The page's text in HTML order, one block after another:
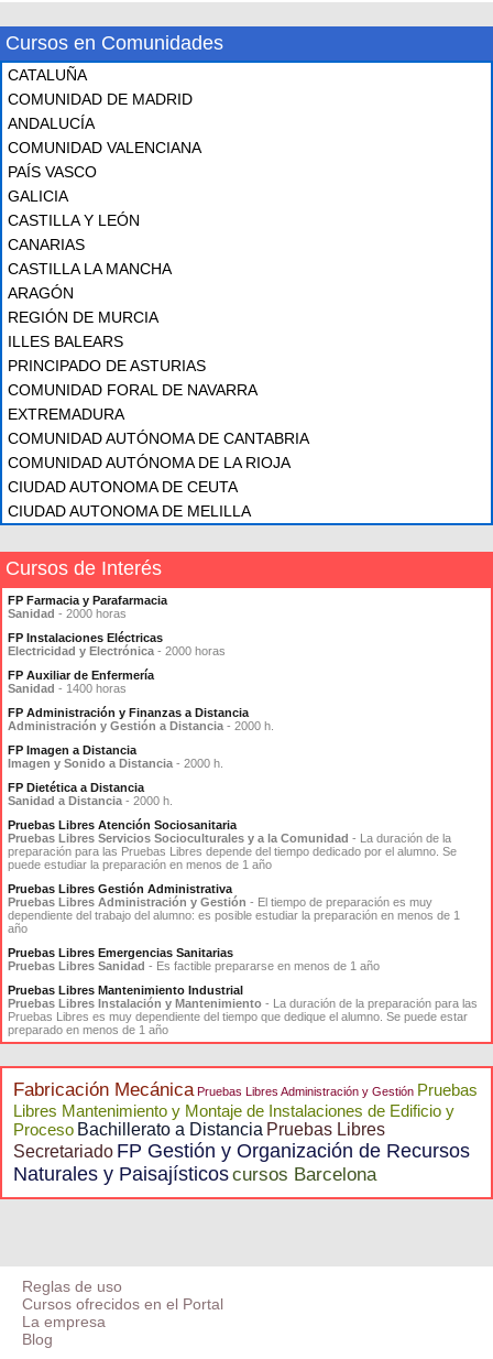
Cursos en Comunidades
CATALUÑA
COMUNIDAD DE MADRID
ANDALUCÍA
COMUNIDAD VALENCIANA
PAÍS VASCO
GALICIA
CASTILLA Y LEÓN
CANARIAS
CASTILLA LA MANCHA
ARAGÓN
REGIÓN DE MURCIA
ILLES BALEARS
PRINCIPADO DE ASTURIAS
COMUNIDAD FORAL DE NAVARRA
EXTREMADURA
COMUNIDAD AUTÓNOMA DE CANTABRIA
COMUNIDAD AUTÓNOMA DE LA RIOJA
CIUDAD AUTONOMA DE CEUTA
CIUDAD AUTONOMA DE MELILLA
Cursos de Interés
FP Farmacia y Parafarmacia
Sanidad - 2000 horas
FP Instalaciones Eléctricas
Electricidad y Electrónica - 2000 horas
FP Auxiliar de Enfermería
Sanidad - 1400 horas
FP Administración y Finanzas a Distancia
Administración y Gestión a Distancia - 2000 h.
FP Imagen a Distancia
Imagen y Sonido a Distancia - 2000 h.
FP Dietética a Distancia
Sanidad a Distancia - 2000 h.
Pruebas Libres Atención Sociosanitaria
Pruebas Libres Servicios Socioculturales y a la Comunidad - La duración de la
preparación para las Pruebas Libres depende del tiempo dedicado por el alumno. Se
puede estudiar la preparación en menos de 1 año
Pruebas Libres Gestión Administrativa
Pruebas Libres Administración y Gestión - El tiempo de preparación es muy
dependiente del trabajo del alumno: es posible estudiar la preparación en menos de 1
año
Pruebas Libres Emergencias Sanitarias
Pruebas Libres Sanidad - Es factible prepararse en menos de 1 año
Pruebas Libres Mantenimiento Industrial
Pruebas Libres Instalación y Mantenimiento - La duración de la preparación para las
Pruebas Libres es muy dependiente del tiempo que dedique el alumno. Se puede estar
preparado en menos de 1 año
Fabricación Mecánica Pruebas Libres Administración y Gestión Pruebas
Libres Mantenimiento y Montaje de Instalaciones de Edificio y
Proceso Bachillerato a Distancia Pruebas Libres
Secretariado FP Gestión y Organización de Recursos
Naturales y Paisajísticoscursos Barcelona
Reglas de uso
Cursos ofrecidos en el Portal
La empresa
Blog